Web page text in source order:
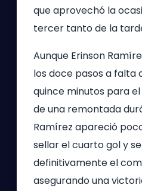
que aprovechó la
tercer tanto de la
Aunque Erinson
los doce pasos a falta
quince minutos para
de una remontada
Ramírez apareció
sellar el cuarto gol y
definitivamente el
asegurando una